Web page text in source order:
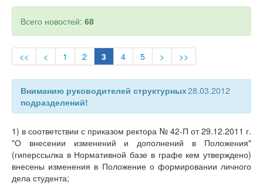
Всего новостей: 68
<< < 1 2 3 4 5 > >>
28.03.2012
Вниманию руководителей структурных
подразделений!
1) в соответствии с приказом ректора № 42-П от 29.12.2011 г.
"О внесении изменений и дополнений в Положения"
(гиперссылка в Нормативной базе в графе кем утверждено)
внесены изменения в Положение о формировании личного
дела студента;